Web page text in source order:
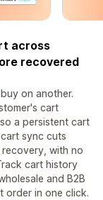
across
recovered
on another.
cart
a persistent cart
sync cuts
with no
cart history
and B2B
order in one click.